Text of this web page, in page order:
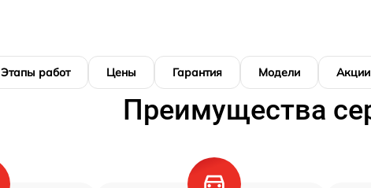
Этапы работ Цены Гарантия Модели Акции
Преимущества